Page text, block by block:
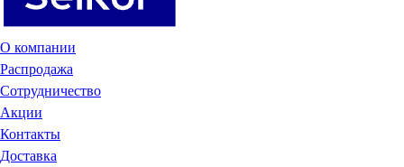
О компании
Распродажа
Сотрудничество
Акции
Контакты
Доставка